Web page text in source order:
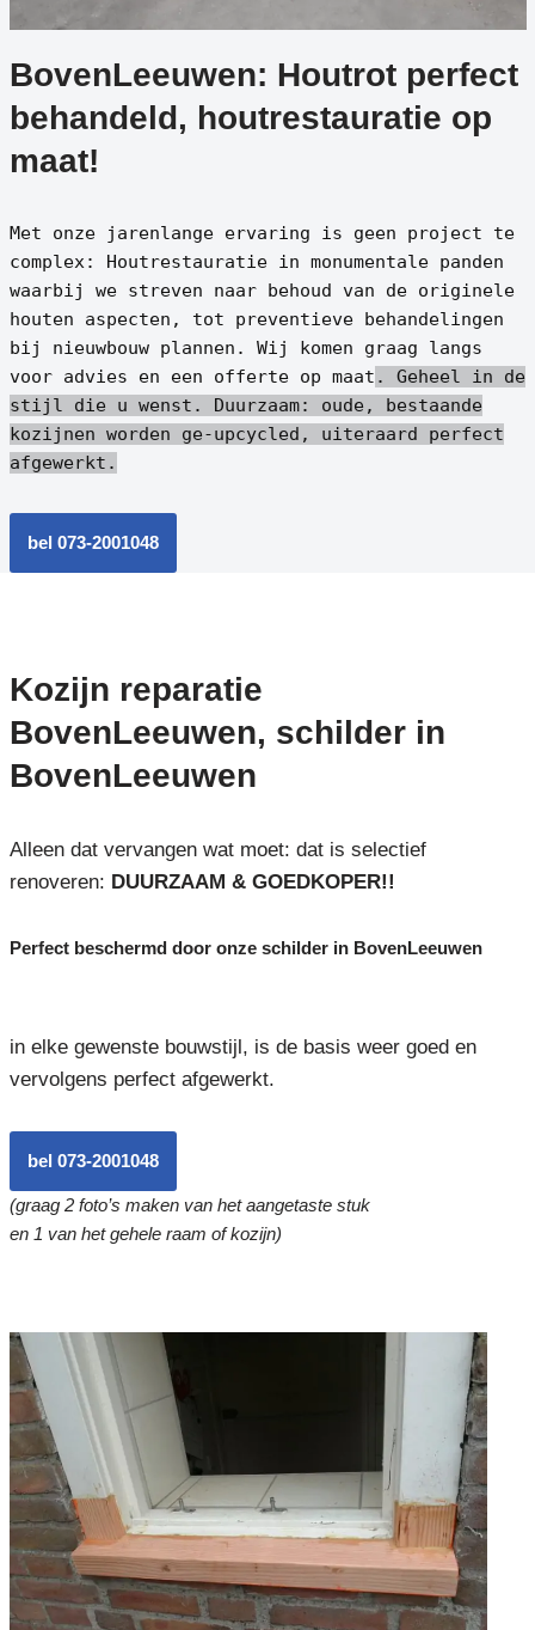
BovenLeeuwen: Houtrot perfect
behandeld, houtrestauratie op
maat!
Met onze jarenlange ervaring is geen project te
complex: Houtrestauratie in monumentale panden
waarbij we streven naar behoud van de originele
houten aspecten, tot preventieve behandelingen
bij nieuwbouw plannen. Wij komen graag langs
voor advies en een offerte op maat . Geheel in de
stijl die u wenst. Duurzaam: oude, bestaande
kozijnen worden ge-upcycled, uiteraard perfect
afgewerkt.
bel 073-2001048
Kozijn reparatie
BovenLeeuwen, schilder in
BovenLeeuwen
Alleen dat vervangen wat moet: dat is selectief
renoveren: DUURZAAM & GOEDKOPER!!
Perfect beschermd door onze schilder in BovenLeeuwen
in elke gewenste bouwstijl, is de basis weer goed en
vervolgens perfect afgewerkt.
bel 073-2001048
(graag 2 foto’s maken van het aangetaste stuk
en 1 van het gehele raam of kozijn)